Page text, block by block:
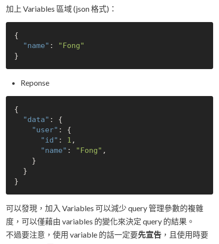
加上 Variables 區域 (json 格式)：
{
"name" :
"Fong"
Reponse
{
"data" : {
"user" : {
"id" : 1 ,
"name" : "Fong" ,
可以發現，加入 Variables 可以減少 query 管理參數的複雜
度，可以僅藉由 variables 的變化來決定 query 的結果。
不過要注意，使用 variable 的話一定要先宣告 ，且使用時要